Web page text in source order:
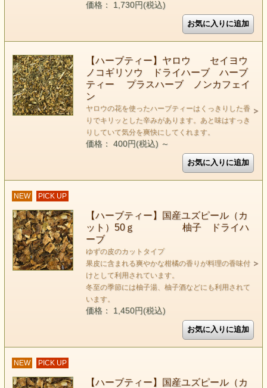
価格： 1,730円(税込)
【ハーブティー】ヤロウ セイヨウ
ノコギリソウ ドライハーブ ハーブ
ティー プラスハーブ ノンカフェイ
ン
ヤロウの花を使ったハーブティーはくっきりした香
りでキリッとした辛みがあります。あと味はすっき
りしていて気分を爽快にしてくれます。
価格： 400円(税込) ～
NEW PICK UP
【ハーブティー】国産ユズピール（カ
ット）50ｇ 柚子 ドライハ
ーブ
ゆずの皮のカットタイプ
果皮に含まれる爽やかな柑橘の香りが料理の香味付
けとして利用されています。
冬至の季節には柚子湯、柚子酒などにも利用されて
います。
価格： 1,450円(税込)
NEW PICK UP
【ハーブティー】国産ユズピール（カ